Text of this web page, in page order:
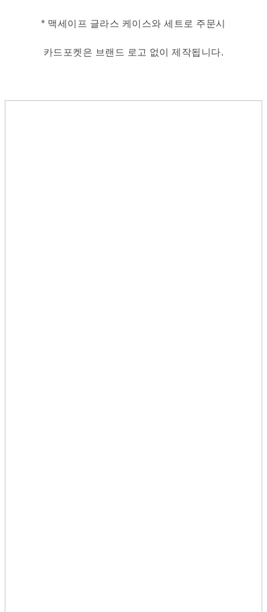
* 맥세이프 글라스 케이스와 세트로 주문시
카드포켓은 브랜드 로고 없이 제작됩니다.